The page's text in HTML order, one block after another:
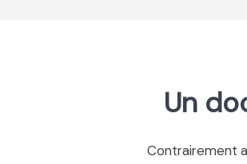
Un
Contrairement